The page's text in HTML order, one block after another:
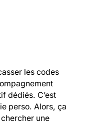
les codes
dédiés. C’est
perso. Alors, ça
une